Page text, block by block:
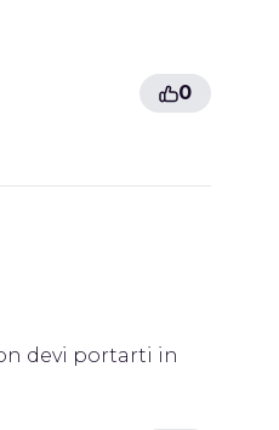
0
devi portarti in